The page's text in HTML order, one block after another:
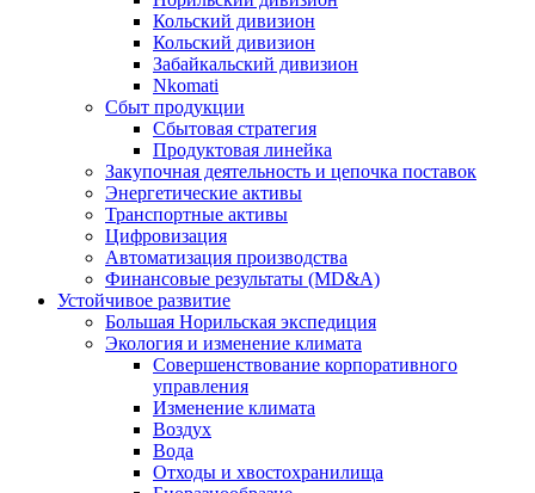
Кольский дивизион
Кольский дивизион
Забайкальский дивизион
Nkomati
Сбыт продукции
Сбытовая стратегия
Продуктовая линейка
Закупочная деятельность и цепочка поставок
Энергетические активы
Транспортные активы
Цифровизация
Автоматизация производства
Финансовые результаты (MD&A)
Устойчивое развитие
Большая Норильская экспедиция
Экология и изменение климата
Совершенствование корпоративного
управления
Изменение климата
Воздух
Вода
Отходы и хвостохранилища